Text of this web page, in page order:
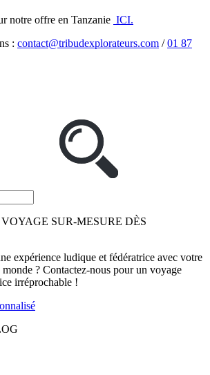
notre offre en Tanzanie ICI.
: contact@tribudexplorateurs.com /01 87
SUR-MESURE DÈS
expérience ludique et fédératrice avec votre
? Contactez-nous pour un voyage
irréprochable !